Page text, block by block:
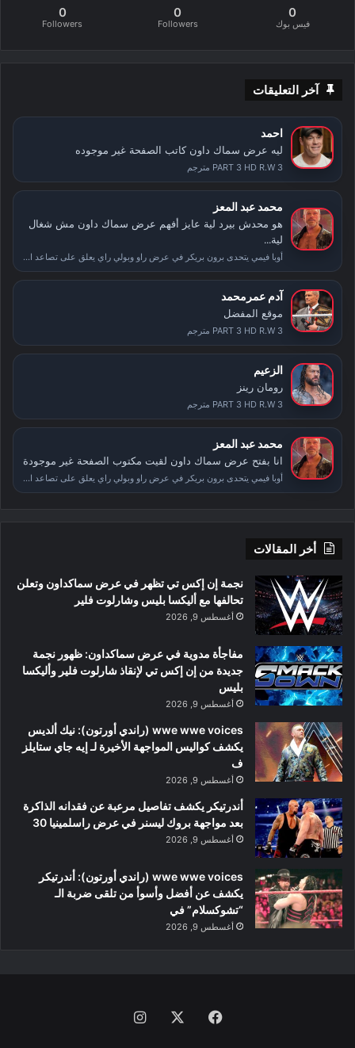
0
فيس بوك
0
Followers
0
Followers
آخر التعليقات
احمد
ليه عرض سماك داون كاتب الصفحة غير موجوده
PART 3 HD R.W 3 مترجم
محمد عبد المعز
هو محدش بيرد لية عايز أفهم عرض سماك داون مش شغال
لية...
أوبا فيمي يتحدى برون بريكر في عرض راو وبولي راي يعلق على تصاعد الأحداث بعد سمر سلام
آدم عمرمحمد
موقع المفضل
PART 3 HD R.W 3 مترجم
الزعيم
رومان رينز
PART 3 HD R.W 3 مترجم
محمد عبد المعز
انا بفتح عرض سماك داون لقيت مكتوب الصفحة غير موجودة
أوبا فيمي يتحدى برون بريكر في عرض راو وبولي راي يعلق على تصاعد الأحداث بعد سمر سلام
أخر المقالات
نجمة إن إكس تي تظهر في عرض سماكداون وتعلن
تحالفها مع أليكسا بليس وشارلوت فلير
أغسطس 9, 2026
مفاجأة مدوية في عرض سماكداون: ظهور نجمة
جديدة من إن إكس تي لإنقاذ شارلوت فلير وأليكسا
بليس
أغسطس 9, 2026
wwe wwe voices (راندي أورتون): نيك ألديس
يكشف كواليس المواجهة الأخيرة لـ إيه جاي ستايلز
ف
أغسطس 9, 2026
أندرتيكر يكشف تفاصيل مرعبة عن فقدانه الذاكرة
بعد مواجهة بروك ليسنر في عرض راسلمينيا 30
أغسطس 9, 2026
wwe wwe voices (راندي أورتون): أندرتيكر
يكشف عن أفضل وأسوأ من تلقى ضربة الـ
“تشوكسلام” في
أغسطس 9, 2026
فيسبوك